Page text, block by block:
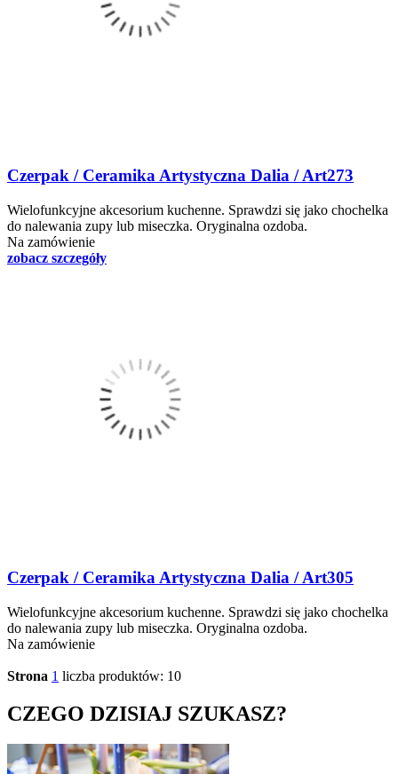
Czerpak / Ceramika Artystyczna Dalia / Art273
Wielofunkcyjne akcesorium kuchenne. Sprawdzi się jako chochelka
do nalewania zupy lub miseczka. Oryginalna ozdoba.
Na zamówienie
zobacz szczegóły
Czerpak / Ceramika Artystyczna Dalia / Art305
Wielofunkcyjne akcesorium kuchenne. Sprawdzi się jako chochelka
do nalewania zupy lub miseczka. Oryginalna ozdoba.
Na zamówienie
Strona 1 liczba produktów: 10
CZEGO DZISIAJ SZUKASZ?